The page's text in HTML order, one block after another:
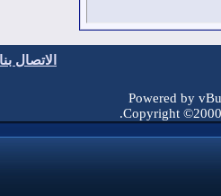
الاتصال بنا
Powered by
Copyright